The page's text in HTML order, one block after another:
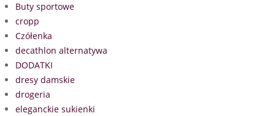
Buty sportowe
cropp
Czółenka
decathlon alternatywa
DODATKI
dresy damskie
drogeria
eleganckie sukienki